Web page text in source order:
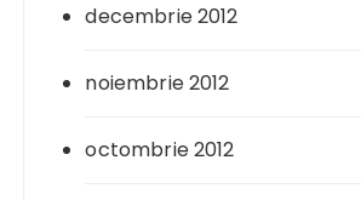
decembrie 2012
noiembrie 2012
octombrie 2012